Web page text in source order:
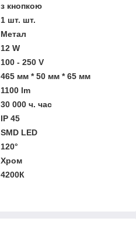
з кнопкою
1 шт. шт.
Метал
12 W
100 - 250 V
465 мм * 50 мм * 65 мм
1100 lm
30 000 ч. час
IP 45
SMD LED
120°
Хром
4200К